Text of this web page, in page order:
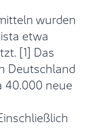
wurden
etwa
[1] Das
Deutschland
40.000 neue